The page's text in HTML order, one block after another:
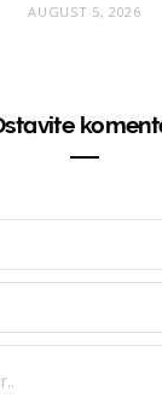
AUGUST 5, 2026